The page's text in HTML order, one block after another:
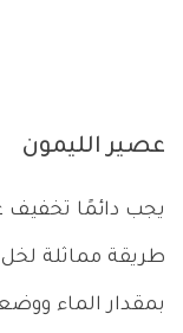
عصير الليمون
يجب دائمًا تخفيف
طريقة مماثلة لخل
بمقدار الماء